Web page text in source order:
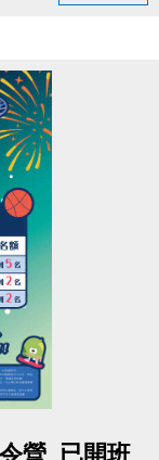
08:00-16:00
:
pageID/1/
營_已開班